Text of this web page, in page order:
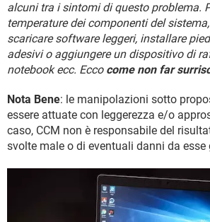
TIKTOK
HARDWARE
INSTAGRAM WHATSAPP
TIKTOK
HARDWARE
alcuni tra i sintomi di questo problema.
temperature dei componenti del
scaricare software leggeri, installare
adesivi o aggiungere un dispositivo di
notebook ecc. Ecco come non far
Nota Bene: le manipolazioni sotto
essere attuate con leggerezza e/o
caso, CCM non è responsabile del
svolte male o di eventuali danni da esse